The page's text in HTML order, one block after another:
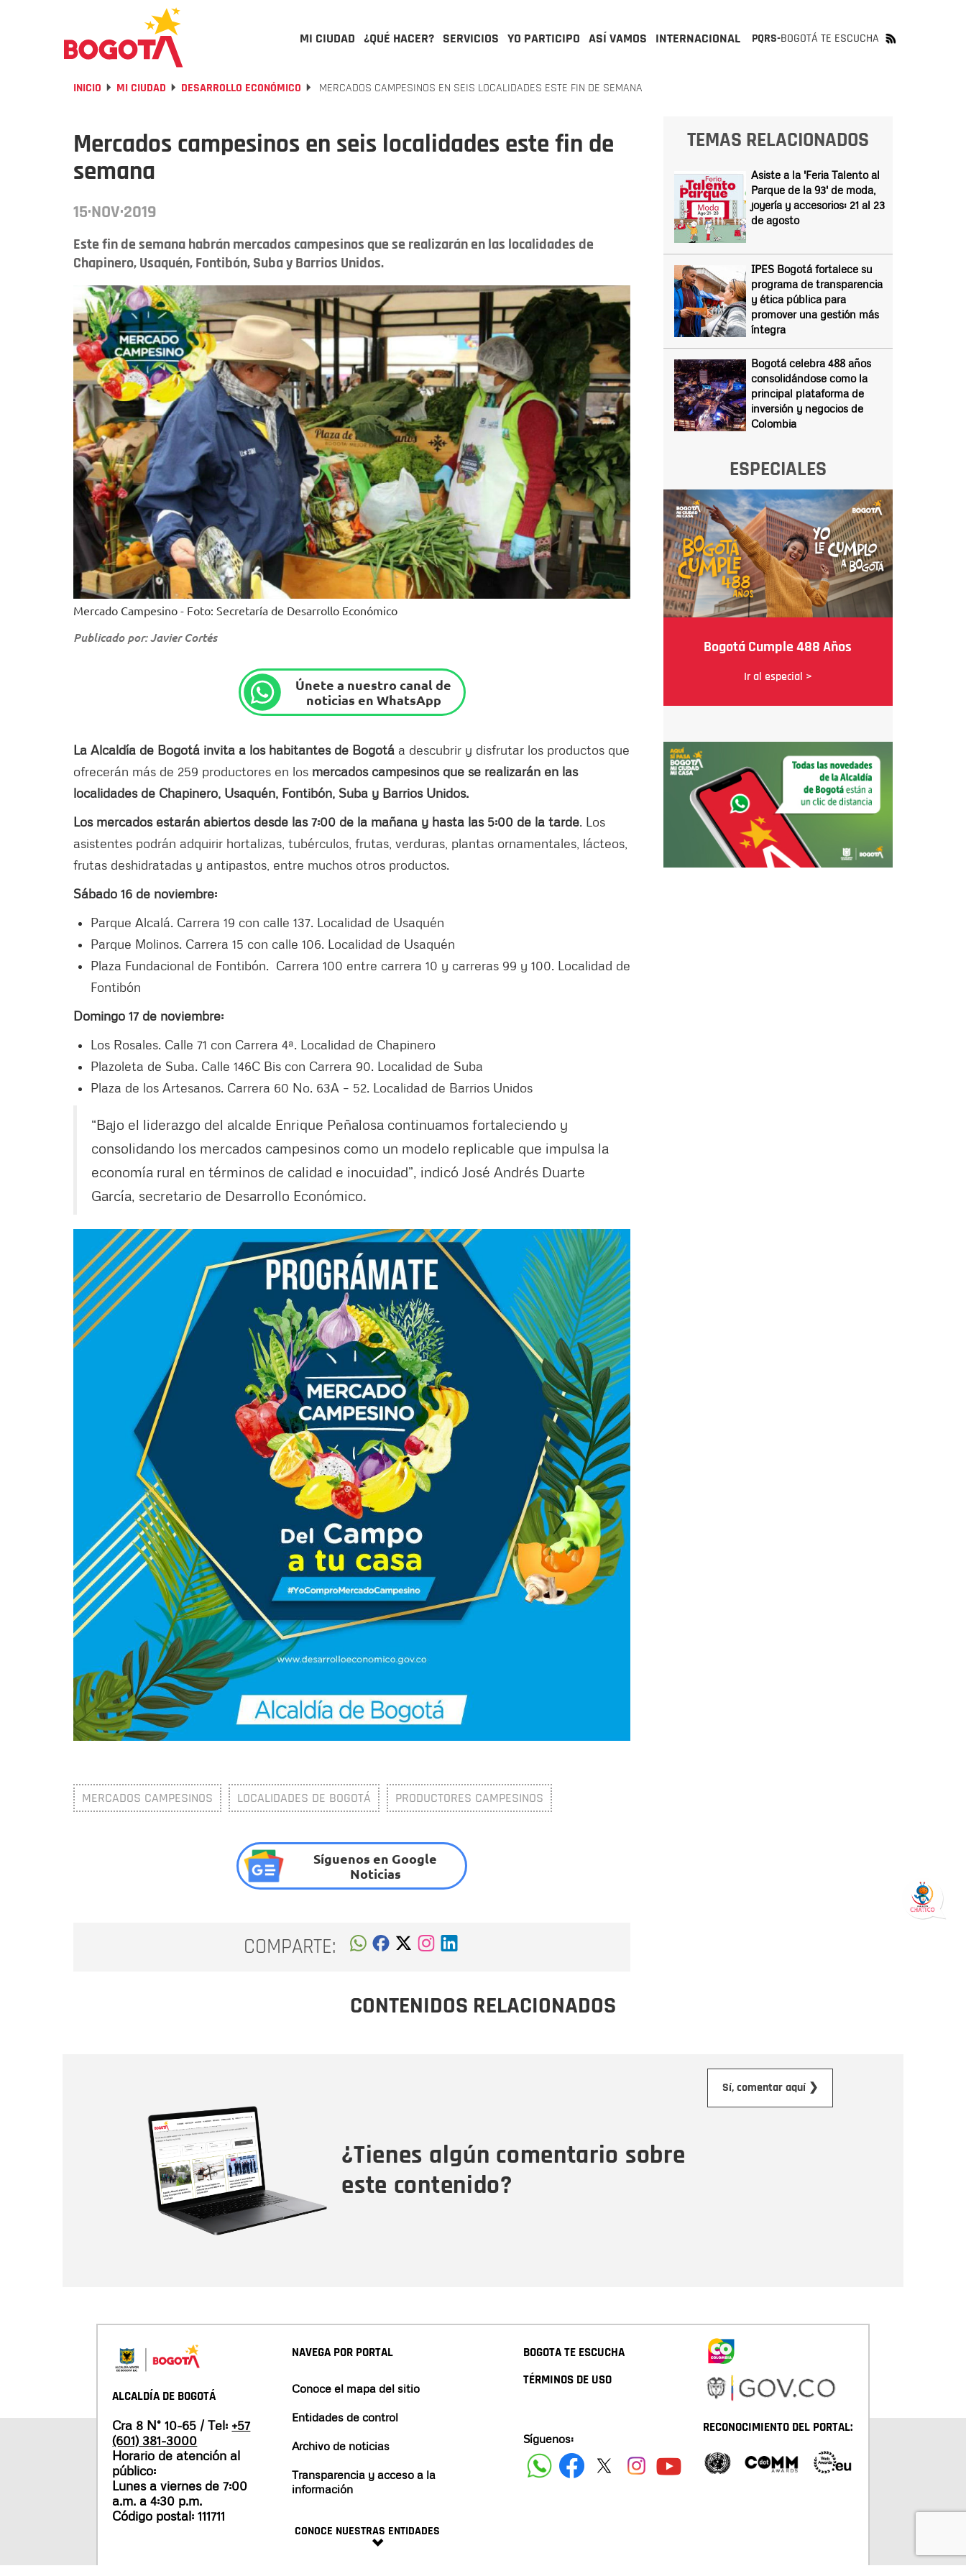
MI CIUDAD ¿QUÉ HACER? SERVICIOS YO PARTICIPO ASÍ VAMOS INTERNACIONAL PQRS-BOGOTÁ TE ESCUCHA
INICIO MI CIUDAD DESARROLLO ECONÓMICO MERCADOS CAMPESINOS EN SEIS LOCALIDADES ESTE FIN DE SEMANA
Mercados campesinos en seis localidades este fin de
semana
15·NOV·2019
Este fin de semana habrán mercados campesinos que se realizarán en las localidades de
Chapinero, Usaquén, Fontibón, Suba y Barrios Unidos.
Mercado Campesino - Foto: Secretaría de Desarrollo Económico
Publicado por: Javier Cortés
Únete a nuestro canal de
noticias en WhatsApp
La Alcaldía de Bogotá invita a los habitantes de Bogotá a descubrir y disfrutar los productos que
ofrecerán más de 259 productores en los mercados campesinos que se realizarán en las
localidades de Chapinero, Usaquén, Fontibón, Suba y Barrios Unidos.
Los mercados estarán abiertos desde las 7:00 de la mañana y hasta las 5:00 de la tarde. Los
asistentes podrán adquirir hortalizas, tubérculos, frutas, verduras, plantas ornamentales, lácteos,
frutas deshidratadas y antipastos, entre muchos otros productos.
Sábado 16 de noviembre:
Parque Alcalá. Carrera 19 con calle 137. Localidad de Usaquén
Parque Molinos. Carrera 15 con calle 106. Localidad de Usaquén
Plaza Fundacional de Fontibón. Carrera 100 entre carrera 10 y carreras 99 y 100. Localidad de
Fontibón
Domingo 17 de noviembre:
Los Rosales. Calle 71 con Carrera 4ª. Localidad de Chapinero
Plazoleta de Suba. Calle 146C Bis con Carrera 90. Localidad de Suba
Plaza de los Artesanos. Carrera 60 No. 63A – 52. Localidad de Barrios Unidos
“Bajo el liderazgo del alcalde Enrique Peñalosa continuamos fortaleciendo y
consolidando los mercados campesinos como un modelo replicable que impulsa la
economía rural en términos de calidad e inocuidad”, indicó José Andrés Duarte
García, secretario de Desarrollo Económico.
MERCADOS CAMPESINOS LOCALIDADES DE BOGOTÁ PRODUCTORES CAMPESINOS
Síguenos en Google
Noticias
COMPARTE:
TEMAS RELACIONADOS
Asiste a la 'Feria Talento al
Parque de la 93' de moda,
joyería y accesorios: 21 al 23
de agosto
IPES Bogotá fortalece su
programa de transparencia
y ética pública para
promover una gestión más
íntegra
Bogotá celebra 488 años
consolidándose como la
principal plataforma de
inversión y negocios de
Colombia
ESPECIALES
Bogotá Cumple 488 Años
Ir al especial >
CONTENIDOS RELACIONADOS
¿Tienes algún comentario sobre
este contenido?
Sí, comentar aquí ❯
ALCALDÍA DE BOGOTÁ
Cra 8 N° 10-65 / Tel: +57
(601) 381-3000
Horario de atención al
público:
Lunes a viernes de 7:00
a.m. a 4:30 p.m.
Código postal: 111711
NAVEGA POR PORTAL
Conoce el mapa del sitio
Entidades de control
Archivo de noticias
Transparencia y acceso a la
información
CONOCE NUESTRAS ENTIDADES
BOGOTA TE ESCUCHA
TÉRMINOS DE USO
Síguenos:
RECONOCIMIENTO DEL PORTAL: